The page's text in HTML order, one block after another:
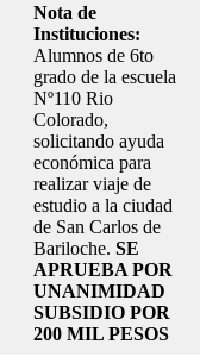
Nota de
Instituciones:
Alumnos de 6to
grado de la escuela
Nº110 Rio
Colorado,
solicitando ayuda
económica para
realizar viaje de
estudio a la ciudad
de San Carlos de
Bariloche. SE
APRUEBA POR
UNANIMIDAD
SUBSIDIO POR
200 MIL PESOS